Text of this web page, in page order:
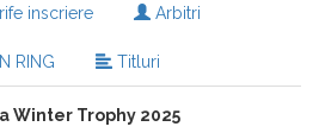
inscriere Arbitri
RING Titluri
Winter Trophy 2025